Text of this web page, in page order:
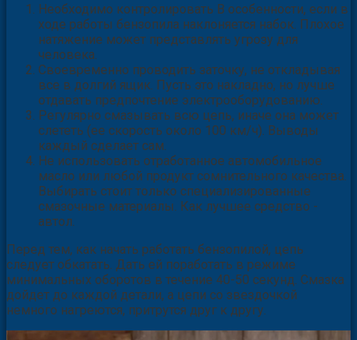
Необходимо контролировать В особенности, если в
ходе работы бензопила наклоняется набок. Плохое
натяжение может представлять угрозу для
человека.
Своевременно проводить заточку, не откладывая
все в долгий ящик. Пусть это накладно, но лучше
отдавать предпочтение электрооборудованию.
Регулярно смазывать всю цепь, иначе она может
слететь (ее скорость около 100 км/ч). Выводы
каждый сделает сам.
Не использовать отработанное автомобильное
масло или любой продукт сомнительного качества.
Выбирать стоит только специализированные
смазочные материалы. Как лучшее средство -
автол.
Перед тем, как начать работать бензопилой, цепь
следует обкатать. Дать ей поработать в режиме
минимальных оборотов в течение 40-50 секунд. Смазка
дойдет до каждой детали, а цепи со звездочкой
немного нагреются, притрутся друг к другу.